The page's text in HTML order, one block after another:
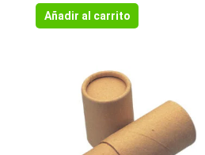
Añadir al carrito